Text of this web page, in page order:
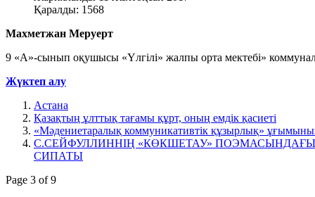
Қаралды: 1568
Махметжан Меруерт
9 «А»-сынып оқушысы «Үлгілі» жалпы орта мектебі»
Жүктеп алу
Астана
Қазақтың ұлттық тағамы құрт, оның емдік қасиеті
«Мәдениетаралық коммуникативтік құзырлық»
С.СЕЙФУЛЛИННІҢ «КӨКШЕТАУ» ПОЭМАСЫНДАҒЫ
СИПАТЫ
Page 3 of 9